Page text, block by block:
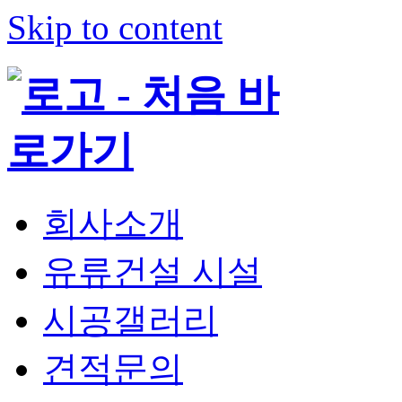
Skip to content
회사소개
유류건설 시설
시공갤러리
견적문의